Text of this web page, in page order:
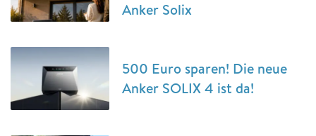
Anker Solix
500 Euro sparen! Die neue
Anker SOLIX 4 ist da!